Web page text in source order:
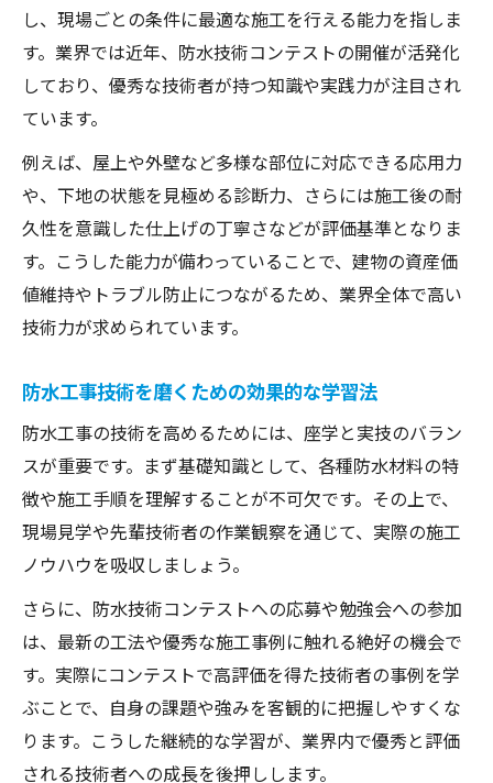
し、現場ごとの条件に最適な施工を行える能力を指しま
す。業界では近年、防水技術コンテストの開催が活発化
しており、優秀な技術者が持つ知識や実践力が注目され
ています。
例えば、屋上や外壁など多様な部位に対応できる応用力
や、下地の状態を見極める診断力、さらには施工後の耐
久性を意識した仕上げの丁寧さなどが評価基準となりま
す。こうした能力が備わっていることで、建物の資産価
値維持やトラブル防止につながるため、業界全体で高い
技術力が求められています。
防水工事技術を磨くための効果的な学習法
防水工事の技術を高めるためには、座学と実技のバラン
スが重要です。まず基礎知識として、各種防水材料の特
徴や施工手順を理解することが不可欠です。その上で、
現場見学や先輩技術者の作業観察を通じて、実際の施工
ノウハウを吸収しましょう。
さらに、防水技術コンテストへの応募や勉強会への参加
は、最新の工法や優秀な施工事例に触れる絶好の機会で
す。実際にコンテストで高評価を得た技術者の事例を学
ぶことで、自身の課題や強みを客観的に把握しやすくな
ります。こうした継続的な学習が、業界内で優秀と評価
される技術者への成長を後押しします。